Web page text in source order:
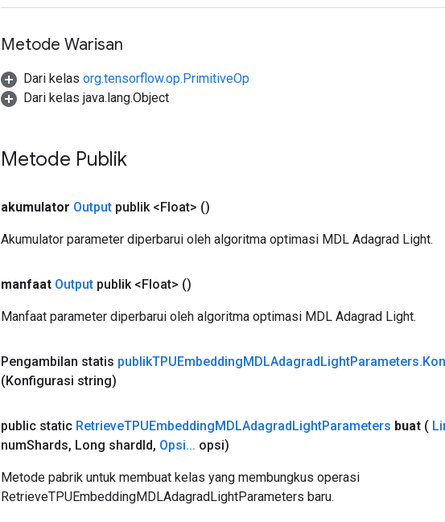
Metode Warisan
Dari kelas org.tensorflow.op.PrimitiveOp
Dari kelas java.lang.Object
Metode Publik
akumulator Output publik <Float> ()
Akumulator parameter diperbarui oleh algoritma optimasi MDL Adagrad Light.
manfaat Output publik <Float> ()
Manfaat parameter diperbarui oleh algoritma optimasi MDL Adagrad Light.
Pengambilan statis publikTPUEmbeddingMDLAdagradLightParameters.
(Konfigurasi string)
public static RetrieveTPUEmbeddingMDLAdagradLightParameters buat (
numShards, Long shardId, Opsi... opsi)
Metode pabrik untuk membuat kelas yang membungkus operasi
RetrieveTPUEmbeddingMDLAdagradLightParameters baru.